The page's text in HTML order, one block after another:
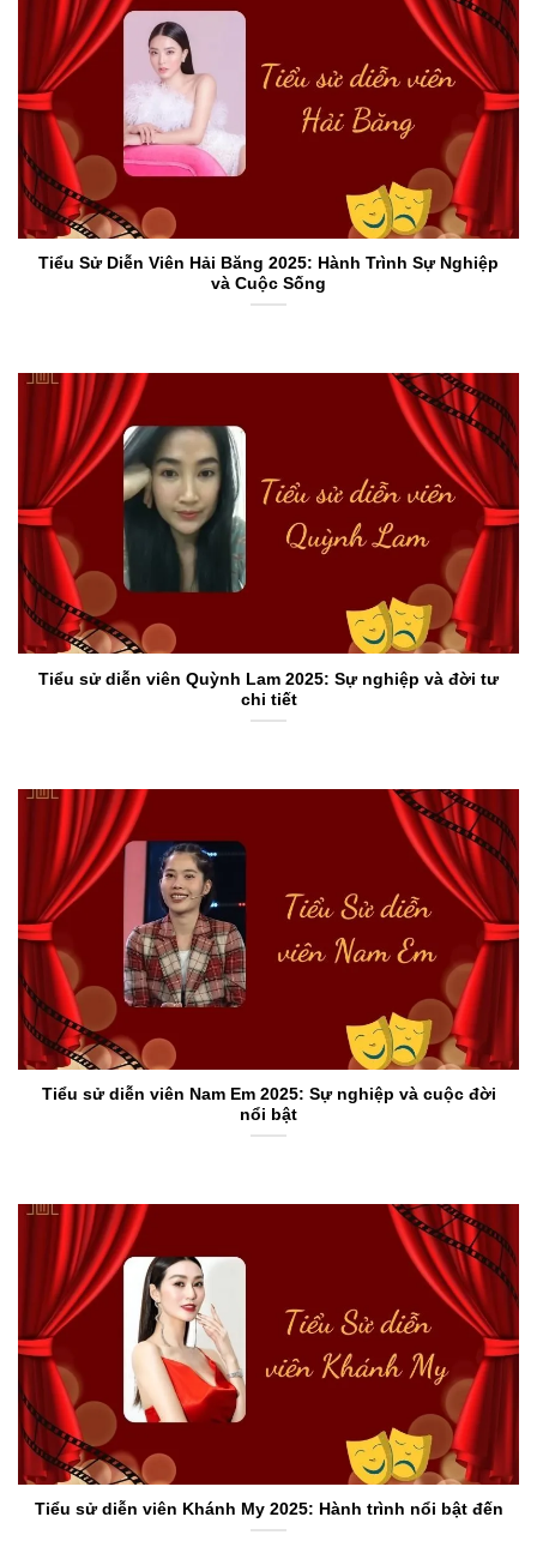
Tiểu Sử Diễn Viên Hải Băng 2025: Hành Trình Sự Nghiệp
và Cuộc Sống
Tiểu sử diễn viên Quỳnh Lam 2025: Sự nghiệp và đời tư
chi tiết
Tiểu sử diễn viên Nam Em 2025: Sự nghiệp và cuộc đời
nổi bật
Tiểu sử diễn viên Khánh My 2025: Hành trình nổi bật đến